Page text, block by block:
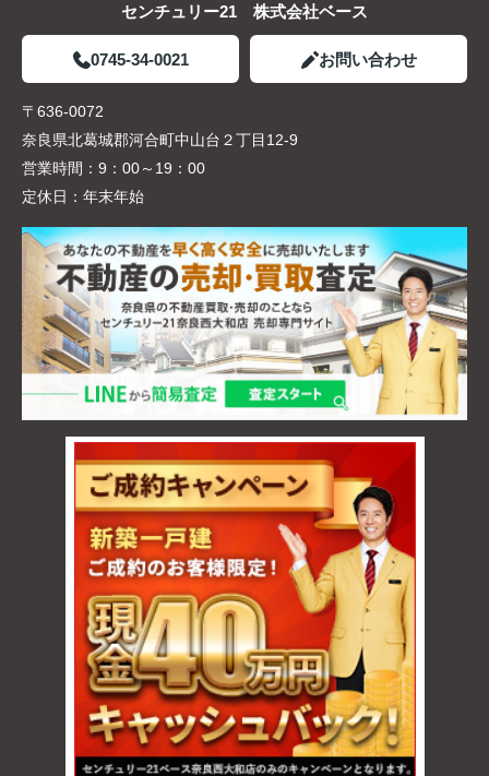
センチュリー21 株式会社ベース
0745-34-0021 お問い合わせ
〒636-0072
奈良県北葛城郡河合町中山台２丁目12-9
営業時間： 9：00～19：00
定休日： 年末年始